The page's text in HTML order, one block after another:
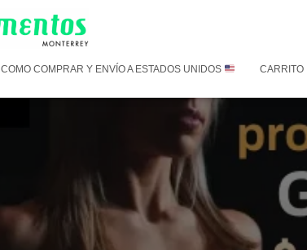
COMO COMPRAR Y ENVÍO A ESTADOS UNIDOS CARRITO